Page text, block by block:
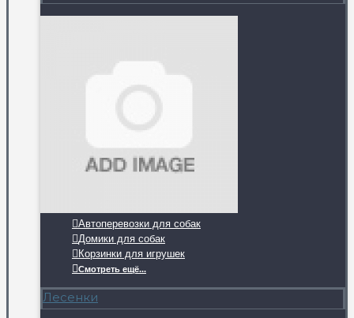
Автоперевозки для собак
Домики для собак
Корзинки для игрушек
Смотреть ещё...
Лесенки